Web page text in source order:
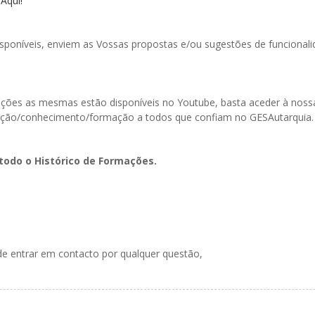
enviem as Vossas propostas e/ou sugestões de
as mesmas estão disponíveis no Youtube, basta aceder à
conhecimento/formação a todos que confiam no GESAutarquia.
o Histórico de Formações.
entrar em contacto por qualquer questão,